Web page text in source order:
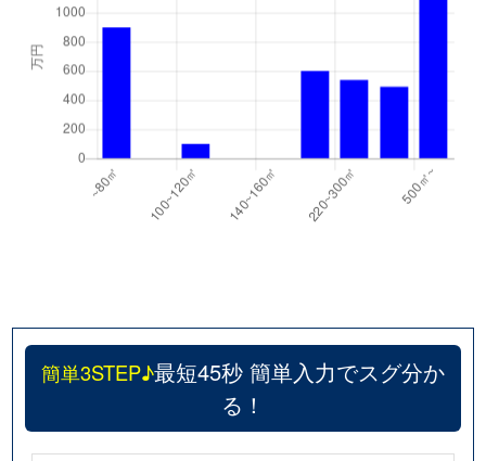
簡単3STEP♪最短45秒 簡単入力でスグ分か
る！